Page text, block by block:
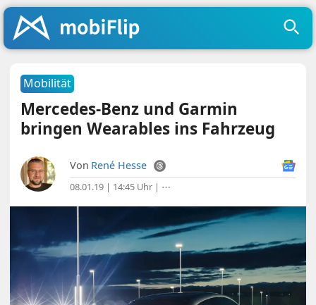
Mobilität
Mercedes-Benz und Garmin
bringen Wearables ins Fahrzeug
Von René Hesse
08.01.19 | 14:45 Uhr | ⋯